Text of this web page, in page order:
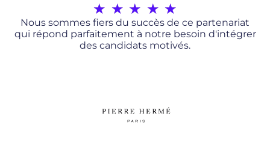
★ ★ ★ ★ ★
Nous sommes fiers du succès de ce partenariat
qui répond parfaitement à notre besoin d'intégrer
des candidats motivés.